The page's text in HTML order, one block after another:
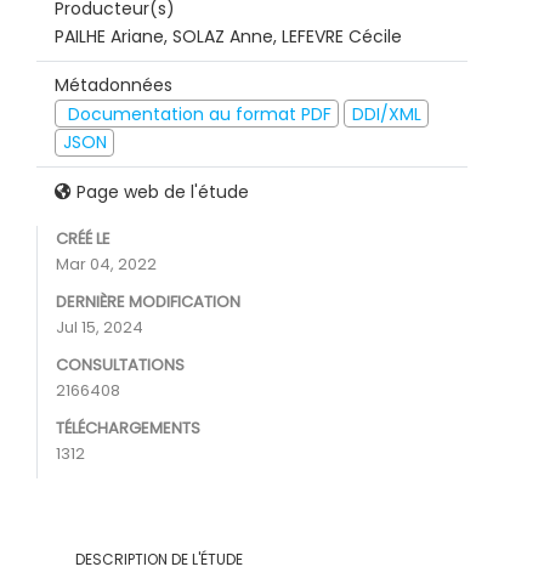
Producteur(s)
PAILHE Ariane, SOLAZ Anne, LEFEVRE Cécile
Métadonnées
Documentation au format PDF
DDI/XML
JSON
Page web de l'étude
CRÉÉ LE
Mar 04, 2022
DERNIÈRE MODIFICATION
Jul 15, 2024
CONSULTATIONS
2166408
TÉLÉCHARGEMENTS
1312
DESCRIPTION DE L'ÉTUDE